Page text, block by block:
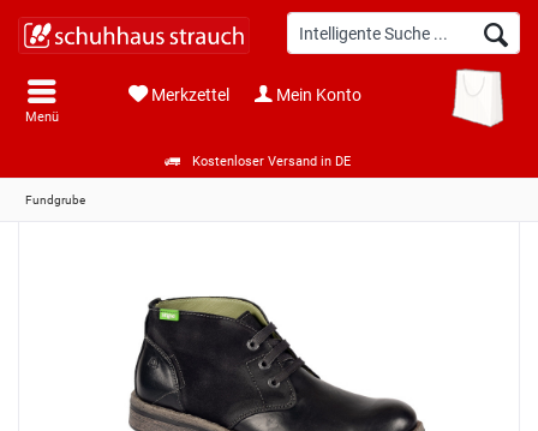
Kostenloser Versand in DE
Menü
Merkzettel Mein Konto
Fundgrube